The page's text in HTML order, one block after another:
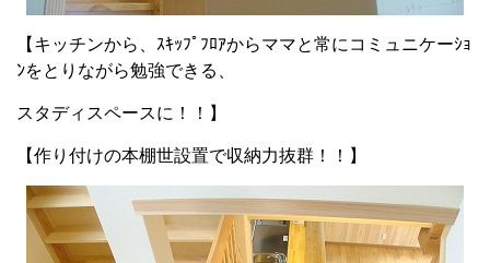
【キッチンから、ｽｷｯﾌﾟﾌﾛｱからママと常にコミュニケーｼｮ
ﾝをとりながら勉強できる、
スタディスペースに！！】
【作り付けの本棚世設置で収納力抜群！！】